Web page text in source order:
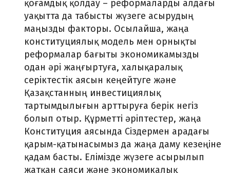
қоғамдық қолдау – реформаларды алдағы
уақытта да табысты жүзеге асырудың
маңызды факторы. Осылайша, жаңа
конституциялық модель мен орнықты
реформалар бағыты экономикамызды
одан әрі жаңғыртуға, халықаралық
серіктестік аясын кеңейтуге және
Қазақстанның инвестициялық
тартымдылығын арттыруға берік негіз
болып отыр. Құрметті әріптестер, жаңа
Конституция аясында Сіздермен арадағы
қарым-қатынасымыз да жаңа даму кезеңіне
қадам басты. Елімізде жүзеге асырылып
жатқан саяси және экономикалық